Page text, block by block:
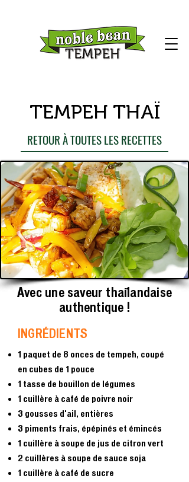
TEMPEH THAÏ
RETOUR À TOUTES LES RECETTES
Avec une saveur thaïlandaise
authentique !
INGRÉDIENTS
1 paquet de 8 onces de tempeh, coupé
en cubes de 1 pouce
1 tasse de bouillon de légumes
1 cuillère à café de poivre noir
3 gousses d'ail, entières
3 piments frais, épépinés et émincés
1 cuillère à soupe de jus de citron vert
2 cuillères à soupe de sauce soja
1 cuillère à café de sucre